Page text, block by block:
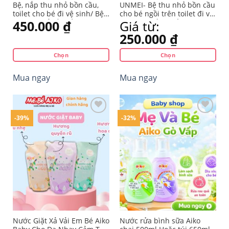
trang
sản
phẩm
trang
sản
phẩm
Bệ, nắp thu nhỏ bồn cầu,
toilet cho bé đi vệ sinh/ Bệ
lót thu nhỏ bồn cầu hình
ếch cao cấp có tay vịn
450.000 ₫
Chọn
phẩm
nhiều
biến
thể.
Các
chọn
được
chọn
trên
Mua ngay
UNMEI- Bệ thu nhỏ bồn cầu
cho bé ngồi trên toilet đi vệ
sinh cao cấp, chống trơn
trượt có tay nắm
Giá từ:
250.000 ₫
Chọn
phẩm
có
nhiều
biến
thể.
Các
tùy
chọn
có
thể
được
chọn
trên
Mua ngay
-39%
Yêu
thích
Nước Giặt Xả Vải Em Bé Aiko
-32%
thích
Nước rửa bình sữa Aiko